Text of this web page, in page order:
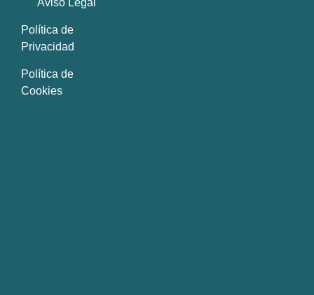
Aviso Legal
Política de
Privacidad
Política de
Cookies